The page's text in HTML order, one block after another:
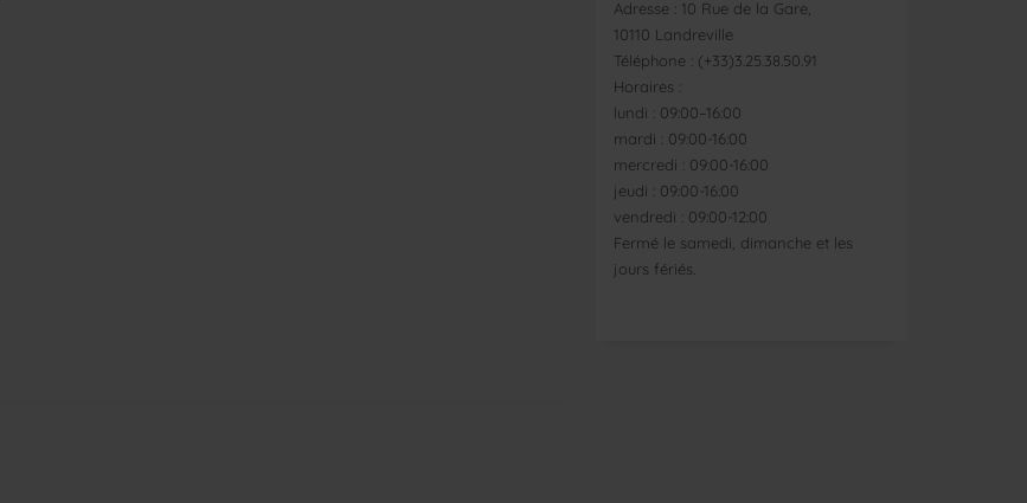
Adresse : 10 Rue de la Gare,
10110 Landreville
Téléphone : (+33)3.25.38.50.91
Horaires :
lundi : 09:00–16:00
mardi : 09:00-16:00
mercredi : 09:00-16:00
jeudi : 09:00-16:00
vendredi : 09:00-12:00
Fermé le samedi, dimanche et les
jours fériés.